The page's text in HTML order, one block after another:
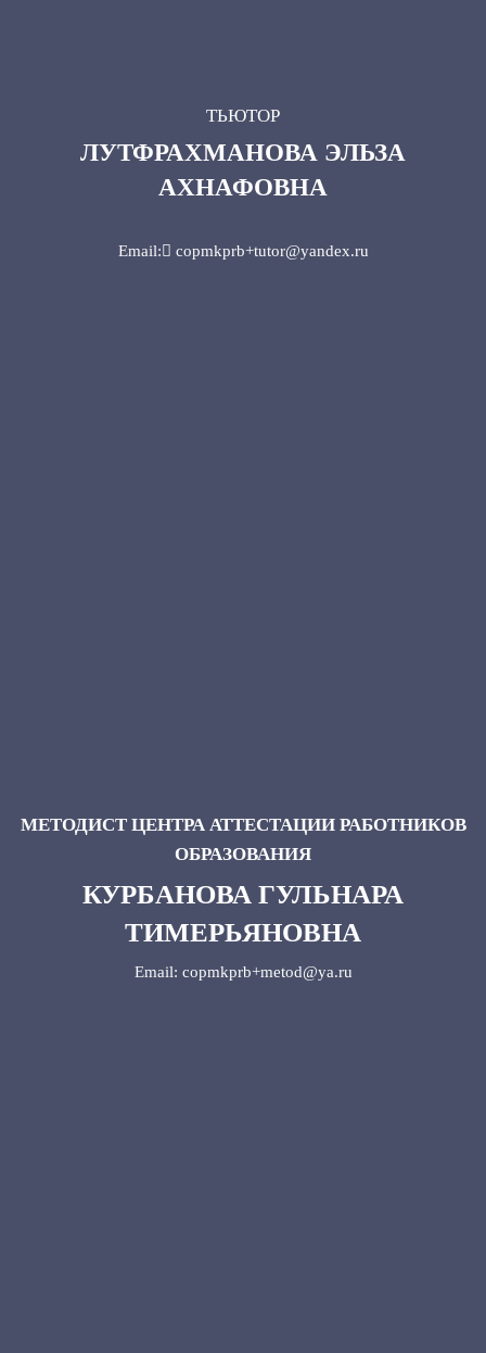
ТЬЮТОР
ЛУТФРАХМАНОВА ЭЛЬЗА
АХНАФОВНА
Email: copmkprb+tutor@yandex.ru
МЕТОДИСТ ЦЕНТРА АТТЕСТАЦИИ РАБОТНИКОВ
ОБРАЗОВАНИЯ
КУРБАНОВА ГУЛЬНАРА
ТИМЕРЬЯНОВНА
Email: copmkprb+metod@ya.ru